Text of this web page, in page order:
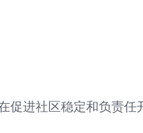
促进社区稳定和负责任